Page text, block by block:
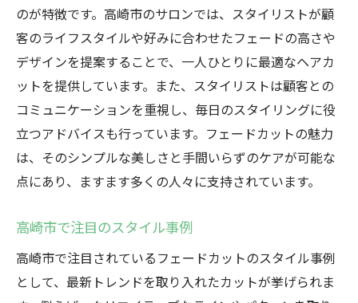
のが特徴です。高崎市のサロンでは、スタイリストが顧
客のライフスタイルや好みに合わせたフェードの高さや
デザインを提案することで、一人ひとりに最適なヘアカ
ットを提供しています。また、スタイリストは顧客との
コミュニケーションを重視し、毎日のスタイリングに役
立つアドバイスも行っています。フェードカットの魅力
は、そのシンプルな美しさと手間いらずのケアが可能な
点にあり、ますます多くの人々に支持されています。
高崎市で注目のスタイル事例
高崎市で注目されているフェードカットのスタイル事例
として、最新トレンドを取り入れたカットが挙げられま